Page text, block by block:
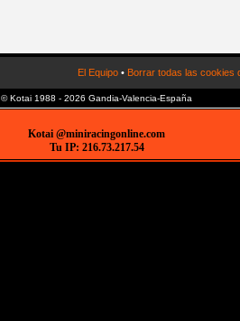
El Equipo • Borrar todas las cookies
© Kotai 1988 - 2026 Gandia-Valencia-España
Kotai @miniracingonline.com
Tu IP: 216.73.217.54